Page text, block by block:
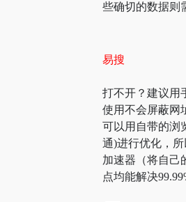
些确切的数据则
易搜
打不开？建议用
使用不会屏蔽网
可以用自带的浏
通)进行优化，
加速器（将自己
点均能解决